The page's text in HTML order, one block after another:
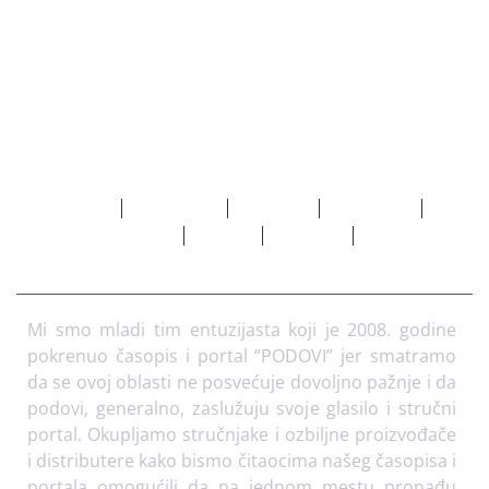
Početna Marketing Adresar Pretplata
O
nama
Arhiva Kontakt